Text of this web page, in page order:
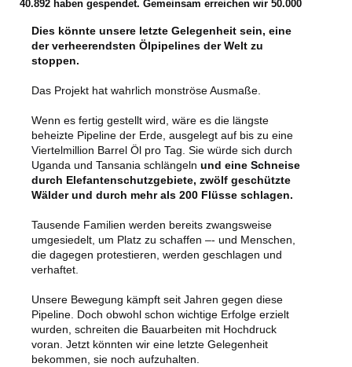
40.892 haben gespendet. Gemeinsam erreichen wir 50.000
Dies könnte unsere letzte Gelegenheit sein, eine
der verheerendsten Ölpipelines der Welt zu
stoppen.
Das Projekt hat wahrlich monströse Ausmaße.
Wenn es fertig gestellt wird, wäre es die längste
beheizte Pipeline der Erde, ausgelegt auf bis zu eine
Viertelmillion Barrel Öl pro Tag. Sie würde sich durch
Uganda und Tansania schlängelnund eine Schneise
durch Elefantenschutzgebiete, zwölf geschützte
Wälder und durch mehr als 200 Flüsse schlagen.
Tausende Familien werden bereits zwangsweise
umgesiedelt, um Platz zu schaffen –- und Menschen,
die dagegen protestieren, werden geschlagen und
verhaftet.
Unsere Bewegung kämpft seit Jahren gegen diese
Pipeline. Doch obwohl schon wichtige Erfolge erzielt
wurden, schreiten die Bauarbeiten mit Hochdruck
voran. Jetzt könnten wir eine letzte Gelegenheit
bekommen, sie noch aufzuhalten.